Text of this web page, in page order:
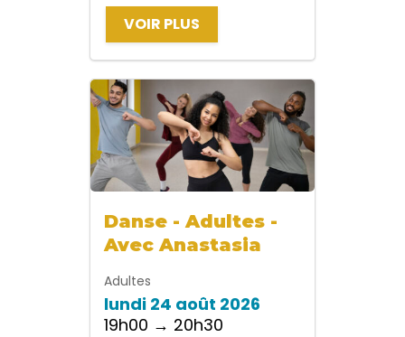
VOIR PLUS
Danse - Adultes -
Avec Anastasia
Adultes
lundi 24 août 2026
19h00 → 20h30